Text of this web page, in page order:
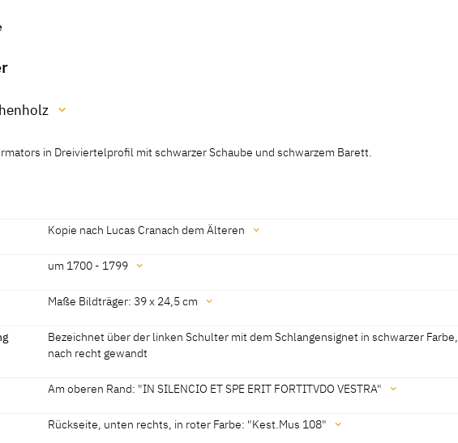
in Dreiviertelprofil mit schwarzer Schaube und schwarzem Barett.
Kopie nach Lucas Cranach dem Älteren
um 1700 - 1799
[Niedersächsisches Landesmuseum Hannover, revised 2012]
Maße Bildträger: 39 x 24,5 cm
x 24,5 cm
Bezeichnet über der linken Schulter mit dem Schlangensignet in schwarzer Farbe,
nach recht gewandt
Am oberen Rand: "IN SILENCIO ET SPE ERIT FORTITVDO VESTRA"
Rückseite, unten rechts, in roter Farbe: "Kest.Mus 108"